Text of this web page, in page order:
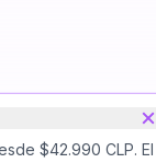
$42.990 CLP. El